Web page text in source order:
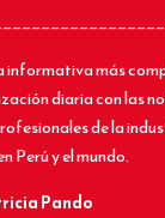
informativa más
diaria con las
de la
Perú y el mundo.
Pando